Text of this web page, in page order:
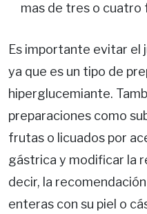
mas de tres o cuatro
Es importante evitar el
ya que es un tipo de
hiperglucemiante.
preparaciones como
frutas o licuados por
gástrica y modificar la
decir, la
enteras con su piel o